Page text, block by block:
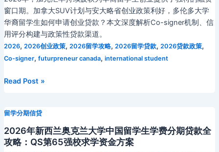
难
题
大
学
中
国
留
学
租
贷
全
攻
窗口期。加拿大SUV计划与安大略省创业政策利好，多伦多大学
华裔留学生如何申请创业贷款？本文深度解析Co-signer机制、信
用评分构建与政策性贷款渠道。
2026, 2026创业政策, 2026留学攻略, 2026留学贷款, 2026贷款政策,
Co-signer, futurpreneur canada, international student
2026
伦
多
大
Read Post »
留学分期信贷
2026年新西兰奥克兰大学中国留学生学费分期贷款全
攻略：QS第65强校求学资金方案